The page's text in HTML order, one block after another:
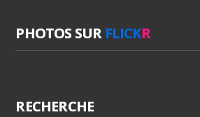
PHOTOS SUR FLICKR
RECHERCHE